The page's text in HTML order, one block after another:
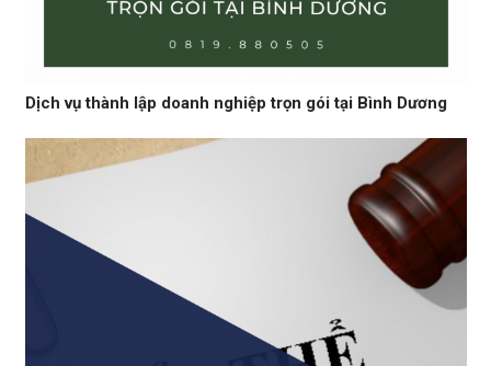
Dịch vụ thành lập doanh nghiệp trọn gói tại Bình Dương